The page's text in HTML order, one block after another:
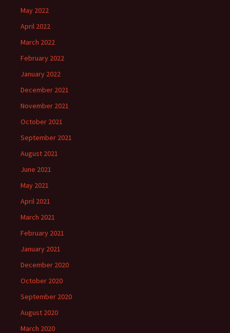
May 2022
April 2022
March 2022
February 2022
January 2022
December 2021
November 2021
October 2021
September 2021
August 2021
June 2021
May 2021
April 2021
March 2021
February 2021
January 2021
December 2020
October 2020
September 2020
August 2020
March 2020